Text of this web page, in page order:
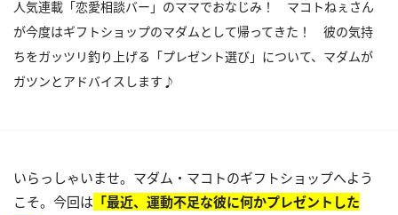
人気連載「恋愛相談バー」のママでおなじみ！ マコトねぇさん
が今度はギフトショップのマダムとして帰ってきた！ 彼の気持
ちをガッツリ釣り上げる「プレゼント選び」について、マダムが
ガツンとアドバイスします♪
いらっしゃいませ。マダム・マコトのギフトショップへよう
こそ。今回は 「最近、運動不足な彼に何かプレゼントした